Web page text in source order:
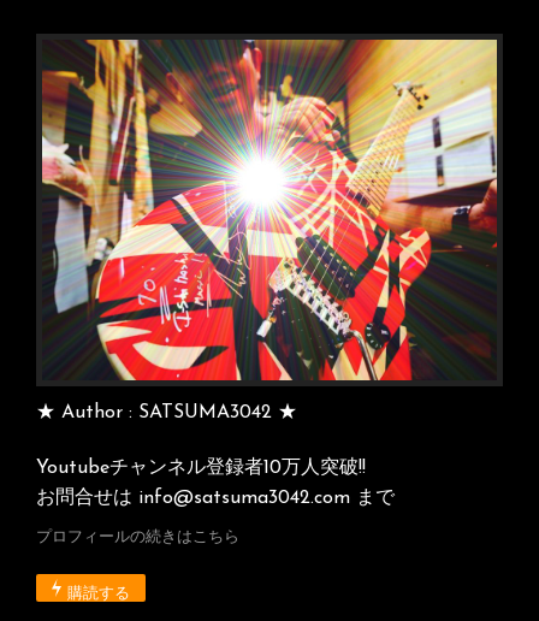
ョ
ン
★ Author : SATSUMA3042 ★
Youtubeチャンネル登録者10万人突破!!
お問合せは info@satsuma3042.com まで
プロフィールの続きはこちら
購読する